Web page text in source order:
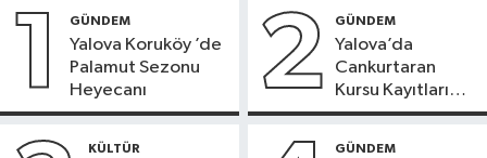
1 GÜNDEM
Yalova Koruköy ’de
Palamut Sezonu
Heyecanı
2 GÜNDEM
Yalova’da
Cankurtaran
Kursu Kayıtları
Başladı
KÜLTÜR GÜNDEM